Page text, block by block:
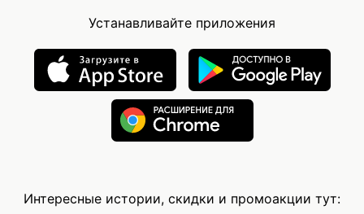
Устанавливайте приложения
Интересные истории, скидки и промоакции тут: